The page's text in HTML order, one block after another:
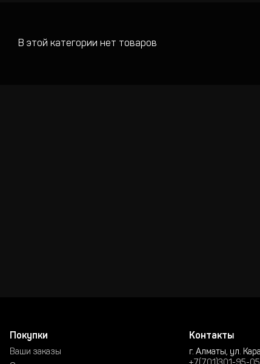
В этой категории нет товаров
Покупки
Ваши заказы
Контакты
г. Алматы, ул.